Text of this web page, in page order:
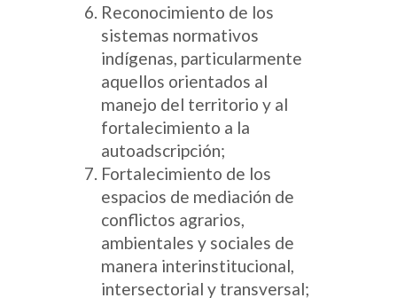
Reconocimiento de los
sistemas normativos
indígenas, particularmente
aquellos orientados al
manejo del territorio y al
fortalecimiento a la
autoadscripción;
Fortalecimiento de los
espacios de mediación de
conflictos agrarios,
ambientales y sociales de
manera interinstitucional,
intersectorial y transversal;